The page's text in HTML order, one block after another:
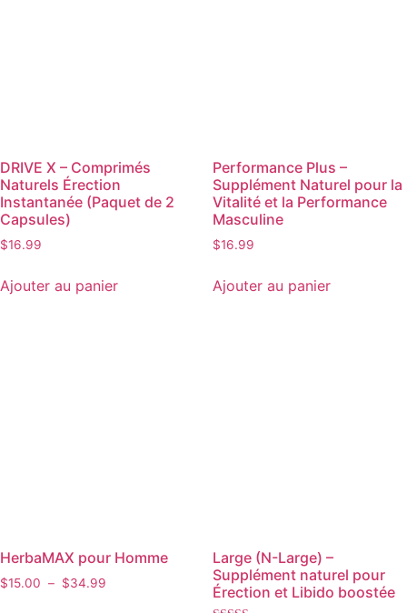
DRIVE X – Comprimés
Naturels Érection
Instantanée (Paquet de 2
Capsules)
$16.99
Ajouter au panier
Performance Plus –
Supplément Naturel pour la
Vitalité et la Performance
Masculine
$16.99
Ajouter au panier
HerbaMAX pour Homme
$15.00 – $34.99
Large (N-Large) –
Supplément naturel pour
Érection et Libido boostée